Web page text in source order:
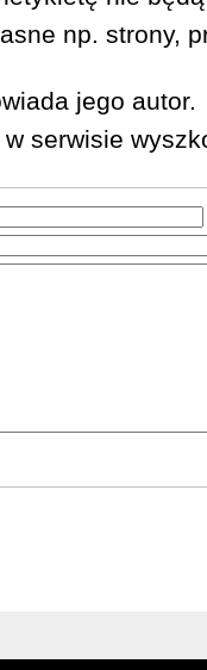
np. strony,
jego autor.
serwisie